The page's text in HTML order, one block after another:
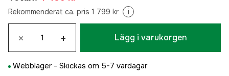
Rekommenderat ca. pris 1 799 kr i
× + Lägg i varukorgen
Webblager - Skickas om 5-7 vardagar